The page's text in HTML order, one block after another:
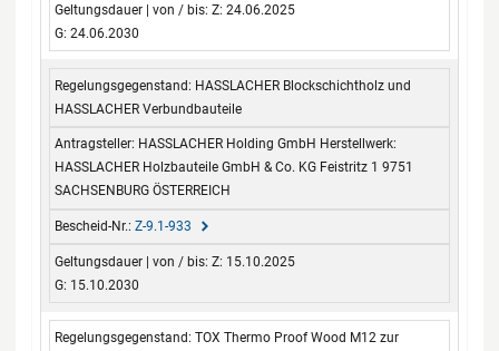
Z: 24.06.2025
G: 24.06.2030
HASSLACHER Blockschichtholz und
HASSLACHER Verbundbauteile
HASSLACHER Holding GmbH Herstellwerk:
HASSLACHER Holzbauteile GmbH & Co. KG Feistritz 1 9751
SACHSENBURG ÖSTERREICH
Z-9.1-933
Z: 15.10.2025
G: 15.10.2030
TOX Thermo Proof Wood M12 zur